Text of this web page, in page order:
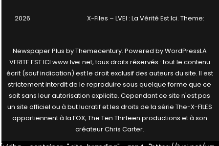
2026 X-Files – LVEI : La Vérité Est Ici. Theme:
Newspaper Plus byThemecentury. Powered byWordPressLA
VERITE EST ICI www.lvei.net, tous droits réservés : tout le contenu
écrit (sauf indication) est le droit exclusif des auteurs du site. Il est
strictement interdit de le reproduire sous quelque forme que ce
soit sans leur autorisation explicite. Cependant ce site n'est pas
un site officiel ou à but lucratif et les droits de la série The-X-FILES
appartiennent à la FOX, The Ten Thirteen productions et à son
créateur Chris Carter.